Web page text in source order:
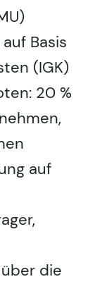
Basis
(IGK)
20 %
auf
die